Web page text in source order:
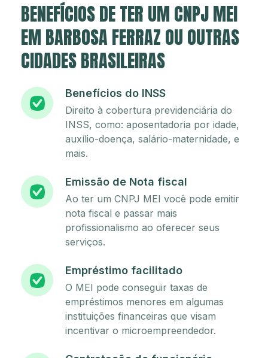
BENEFÍCIOS DE TER UM CNPJ MEI
EM BARBOSA FERRAZ OU OUTRAS
CIDADES BRASILEIRAS
Benefícios do INSS
Direito à cobertura previdenciária do
INSS, como: aposentadoria por idade,
auxílio-doença, salário-maternidade, e
mais.
Emissão de Nota fiscal
Ao ter um CNPJ MEI você pode emitir
nota fiscal e passar mais
profissionalismo ao oferecer seus
serviços.
Empréstimo facilitado
O MEI pode conseguir taxas de
empréstimos menores em algumas
instituições financeiras que visam
incentivar o microempreendedor.